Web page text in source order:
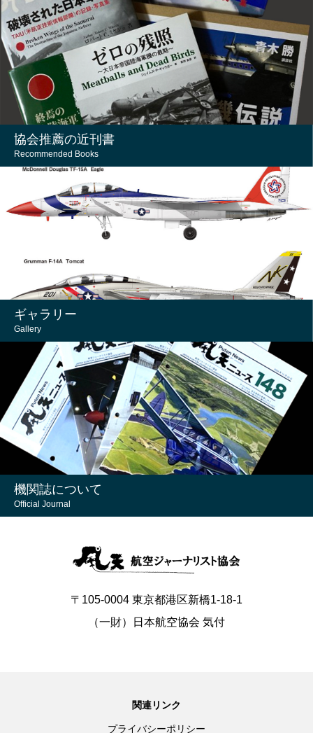
協会推薦の近刊書
Recommended Books
ギャラリー
Gallery
機関誌について
Official Journal
〒105-0004 東京都港区新橋1-18-1
（一財）日本航空協会 気付
関連リンク
プライバシーポリシー